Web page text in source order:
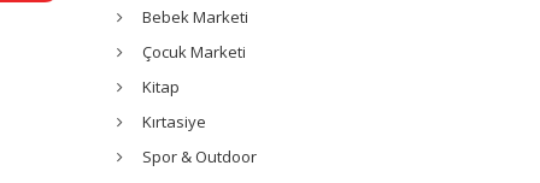
Bebek Marketi
Çocuk Marketi
Kitap
Kırtasiye
Spor & Outdoor